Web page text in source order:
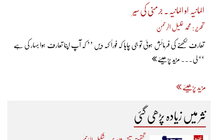
المانیہ او المانیہ۔ جرمنی کی سیر
تحریر : محمد خلیل الرحمٰن
تعارف لکھنے کی فرمائش ہوئی تو جی چاہا کہ فوراً کہہ دیں ’’ کہ آپ اپنا تعارف ہوا بہار کی ہے
‘‘ لی... مزید پڑھیئے
مزید پڑھیئے
نثر میں زیادہ پڑھی گئی